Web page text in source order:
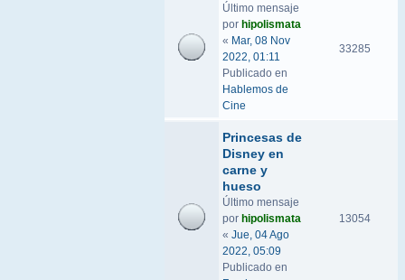
Último mensaje
por hipolismata
« Mar, 08 Nov
2022, 01:11
Publicado en
Hablemos de
Cine
33285
Princesas de
Disney en
carne y
hueso
Último mensaje
por hipolismata
« Jue, 04 Ago
2022, 05:09
Publicado en
13054